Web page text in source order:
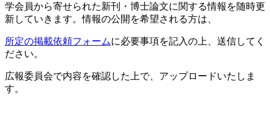
学会員から寄せられた新刊・ 博士論文に関する情報を随時更
新していきます。情報の公開を希望される方は、
所定の掲載依頼フォームに必要事項を記入の上、送信してく
ださい。
広報委員会で内容を確認した上で、アップロードいたしま
す。